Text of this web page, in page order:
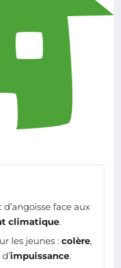
face aux
climatique.
les jeunes : colère,
impuissance.